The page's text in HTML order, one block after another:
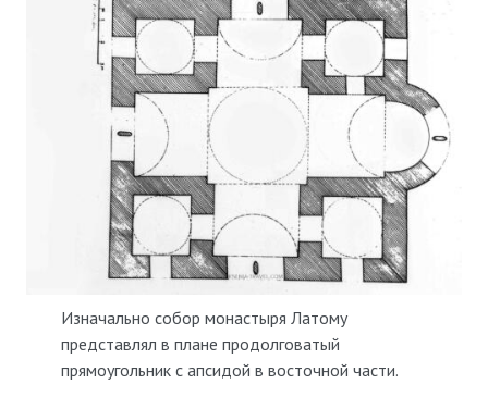
Изначально собор монастыря Латому
представлял в плане продолговатый
прямоугольник с апсидой в восточной части.